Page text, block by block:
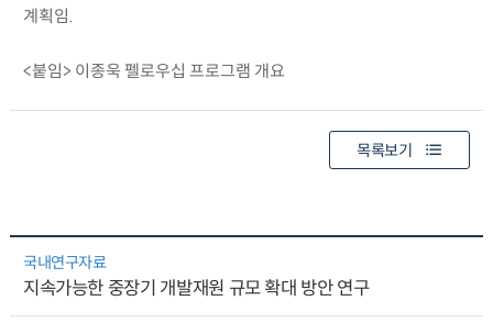
계획임.
<붙임> 이종욱 펠로우십 프로그램 개요
목록보기
국내연구자료
지속가능한 중장기 개발재원 규모 확대 방안 연구